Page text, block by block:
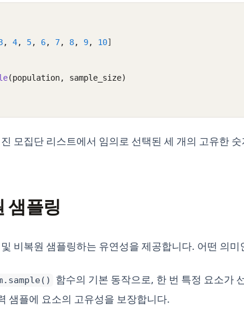
, 4, 5, 6, 7, 8, 9, 10]
(population, sample_size)
모집단 리스트에서 임의로 선택된 세 개의 고유한
샘플링
비복원 샘플링하는 유연성을 제공합니다. 어떤 의
함수의 기본 동작으로, 한 번 특정 요소가
샘플에 요소의 고유성을 보장합니다.